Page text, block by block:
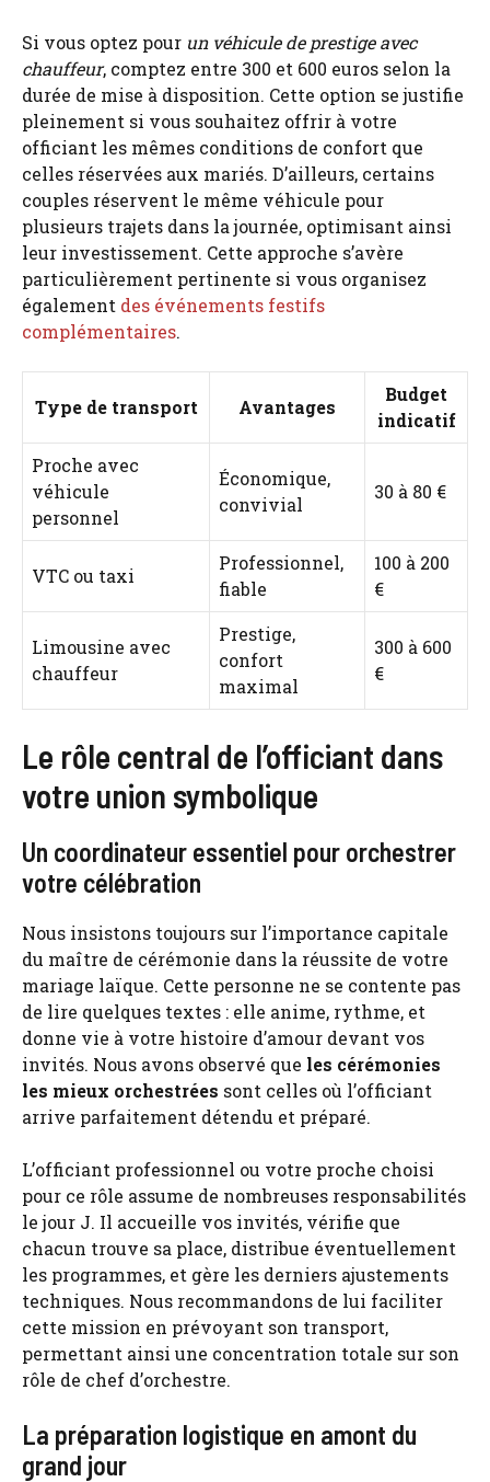
Si vous optez pour un véhicule de prestige avec
chauffeur, comptez entre 300 et 600 euros selon la
durée de mise à disposition. Cette option se justifie
pleinement si vous souhaitez offrir à votre
officiant les mêmes conditions de confort que
celles réservées aux mariés. D’ailleurs, certains
couples réservent le même véhicule pour
plusieurs trajets dans la journée, optimisant ainsi
leur investissement. Cette approche s’avère
particulièrement pertinente si vous organisez
également des événements festifs
complémentaires.
Type de transport Avantages
Budget
indicatif
Proche avec
véhicule
personnel
Économique,
convivial
30 à 80 €
VTC ou taxi
Professionnel,
fiable
100 à 200
€
Limousine avec
chauffeur
Prestige,
confort
maximal
300 à 600
€
Le rôle central de l’officiant dans
votre union symbolique
Un coordinateur essentiel pour orchestrer
votre célébration
Nous insistons toujours sur l’importance capitale
du maître de cérémonie dans la réussite de votre
mariage laïque. Cette personne ne se contente pas
de lire quelques textes : elle anime, rythme, et
donne vie à votre histoire d’amour devant vos
invités. Nous avons observé que les cérémonies
les mieux orchestrées sont celles où l’officiant
arrive parfaitement détendu et préparé.
L’officiant professionnel ou votre proche choisi
pour ce rôle assume de nombreuses responsabilités
le jour J. Il accueille vos invités, vérifie que
chacun trouve sa place, distribue éventuellement
les programmes, et gère les derniers ajustements
techniques. Nous recommandons de lui faciliter
cette mission en prévoyant son transport,
permettant ainsi une concentration totale sur son
rôle de chef d’orchestre.
La préparation logistique en amont du
grand jour